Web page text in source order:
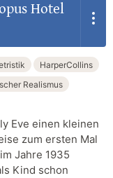
Hotel
HarperCollins
Realismus
Eve einen kleinen
zum ersten Mal
Jahre 1935
Kind schon